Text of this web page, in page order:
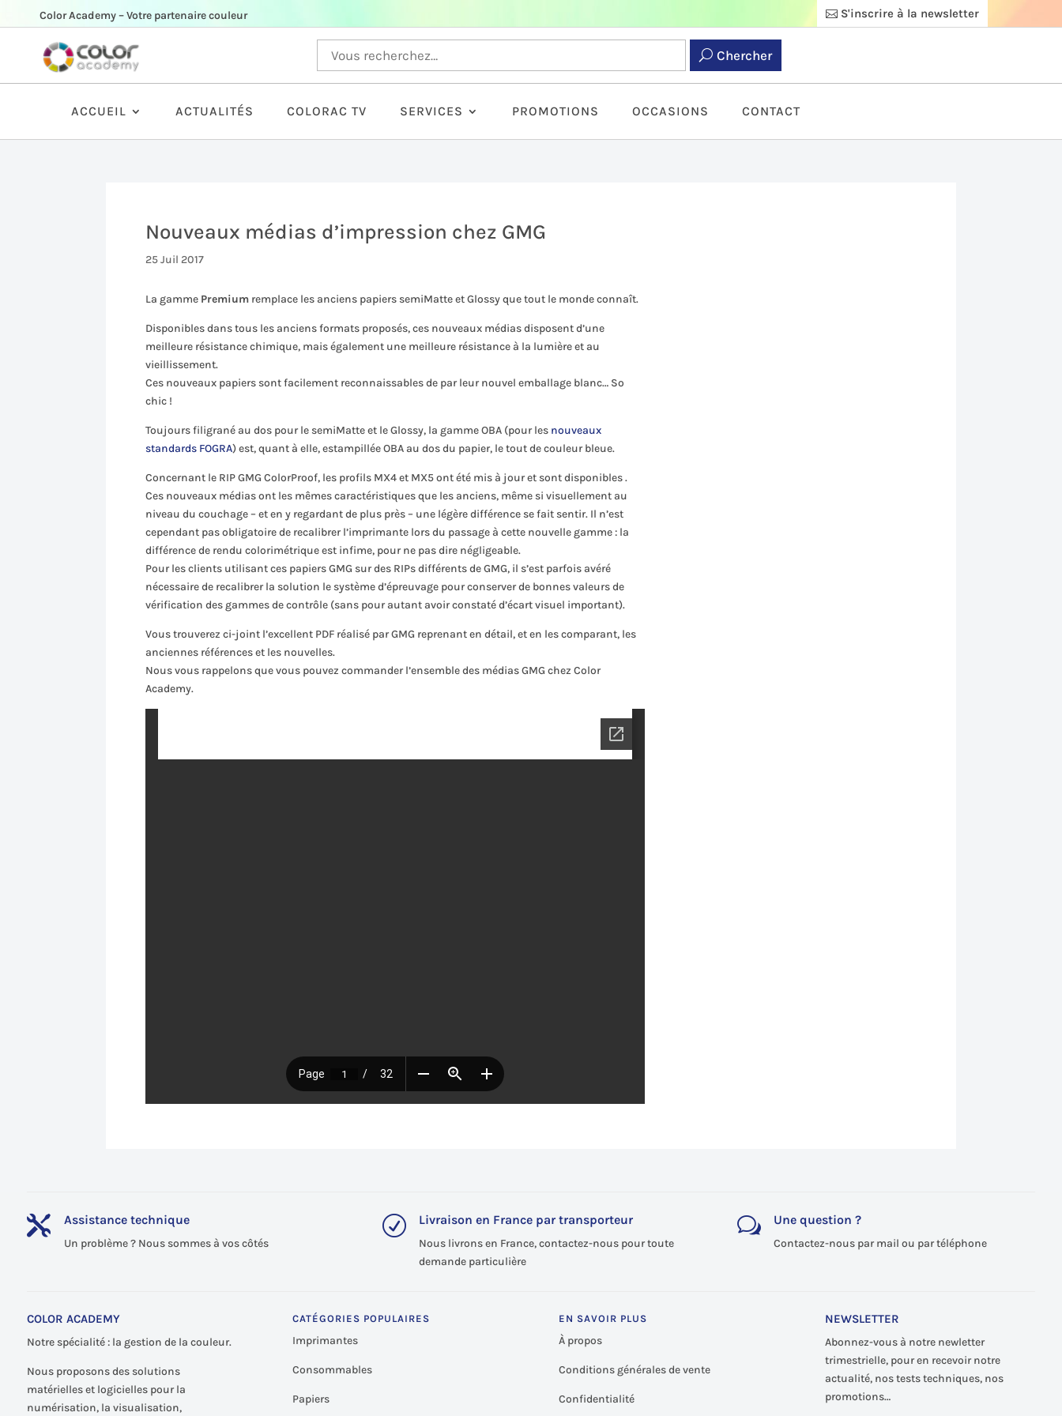
Color Academy – Votre partenaire couleur S'inscrire à la newsletter
Chercher
ACCUEIL ACTUALITÉS COLORAC TV SERVICES PROMOTIONS OCCASIONS CONTACT
Nouveaux médias d’impression chez GMG
25 Juil 2017
La gamme Premium remplace les anciens papiers semiMatte et Glossy que tout le monde connaît.
Disponibles dans tous les anciens formats proposés, ces nouveaux médias disposent d’une
meilleure résistance chimique, mais également une meilleure résistance à la lumière et au
vieillissement.
Ces nouveaux papiers sont facilement reconnaissables de par leur nouvel emballage blanc… So
chic !
Toujours filigrané au dos pour le semiMatte et le Glossy, la gamme OBA (pour les nouveaux
standards FOGRA) est, quant à elle, estampillée OBA au dos du papier, le tout de couleur bleue.
Concernant le RIP GMG ColorProof, les profils MX4 et MX5 ont été mis à jour et sont disponibles .
Ces nouveaux médias ont les mêmes caractéristiques que les anciens, même si visuellement au
niveau du couchage – et en y regardant de plus près – une légère différence se fait sentir. Il n’est
cependant pas obligatoire de recalibrer l’imprimante lors du passage à cette nouvelle gamme : la
différence de rendu colorimétrique est infime, pour ne pas dire négligeable.
Pour les clients utilisant ces papiers GMG sur des RIPs différents de GMG, il s’est parfois avéré
nécessaire de recalibrer la solution le système d’épreuvage pour conserver de bonnes valeurs de
vérification des gammes de contrôle (sans pour autant avoir constaté d’écart visuel important).
Vous trouverez ci-joint l’excellent PDF réalisé par GMG reprenant en détail, et en les comparant, les
anciennes références et les nouvelles.
Nous vous rappelons que vous pouvez commander l’ensemble des médias GMG chez Color
Academy.
 Assistance technique
Un problème ? Nous sommes à vos côtés
R Livraison en France par transporteur
Nous livrons en France, contactez-nous pour toute
demande particulière
w Une question ?
Contactez-nous par mail ou par téléphone
COLOR ACADEMY
Notre spécialité : la gestion de la couleur.
Nous proposons des solutions
matérielles et logicielles pour la
numérisation, la visualisation,
CATÉGORIES POPULAIRES
Imprimantes
Consommables
Papiers
EN SAVOIR PLUS
À propos
Conditions générales de vente
Confidentialité
NEWSLETTER
Abonnez-vous à notre newletter
trimestrielle, pour en recevoir notre
actualité, nos tests techniques, nos
promotions…